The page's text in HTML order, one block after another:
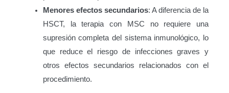
Menores efectos secundarios: A diferencia de la
HSCT, la terapia con MSC no requiere una
supresión completa del sistema inmunológico, lo
que reduce el riesgo de infecciones graves y
otros efectos secundarios relacionados con el
procedimiento.